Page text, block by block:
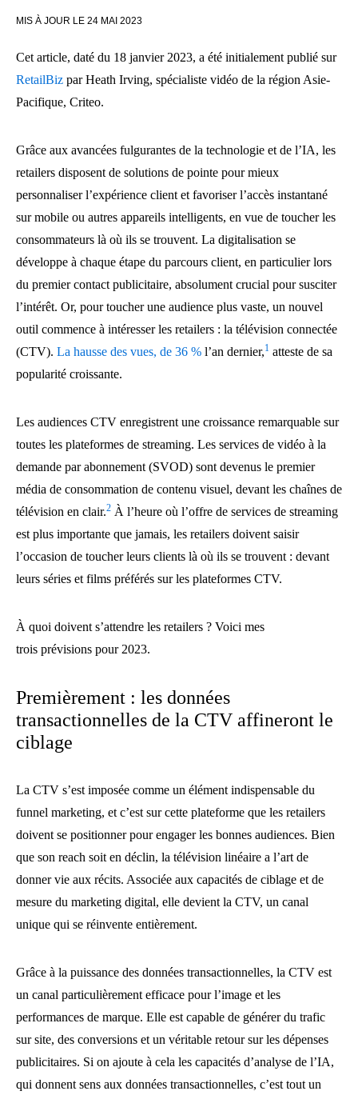
MIS À JOUR LE 24 MAI 2023
Cet article, daté du 18 janvier 2023, a été initialement publié sur
RetailBiz par Heath Irving, spécialiste vidéo de la région Asie-
Pacifique, Criteo.
Grâce aux avancées fulgurantes de la technologie et de l’IA, les
retailers disposent de solutions de pointe pour mieux
personnaliser l’expérience client et favoriser l’accès instantané
sur mobile ou autres appareils intelligents, en vue de toucher les
consommateurs là où ils se trouvent. La digitalisation se
développe à chaque étape du parcours client, en particulier lors
du premier contact publicitaire, absolument crucial pour susciter
l’intérêt. Or, pour toucher une audience plus vaste, un nouvel
outil commence à intéresser les retailers : la télévision connectée
(CTV). La hausse des vues, de 36 % l’an dernier,1 atteste de sa
popularité croissante.
Les audiences CTV enregistrent une croissance remarquable sur
toutes les plateformes de streaming. Les services de vidéo à la
demande par abonnement (SVOD) sont devenus le premier
média de consommation de contenu visuel, devant les chaînes de
télévision en clair.2 À l’heure où l’offre de services de streaming
est plus importante que jamais, les retailers doivent saisir
l’occasion de toucher leurs clients là où ils se trouvent : devant
leurs séries et films préférés sur les plateformes CTV.
À quoi doivent s’attendre les retailers ? Voici mes
trois prévisions pour 2023.
Premièrement : les données
transactionnelles de la CTV affineront le
ciblage
La CTV s’est imposée comme un élément indispensable du
funnel marketing, et c’est sur cette plateforme que les retailers
doivent se positionner pour engager les bonnes audiences. Bien
que son reach soit en déclin, la télévision linéaire a l’art de
donner vie aux récits. Associée aux capacités de ciblage et de
mesure du marketing digital, elle devient la CTV, un canal
unique qui se réinvente entièrement.
Grâce à la puissance des données transactionnelles, la CTV est
un canal particulièrement efficace pour l’image et les
performances de marque. Elle est capable de générer du trafic
sur site, des conversions et un véritable retour sur les dépenses
publicitaires. Si on ajoute à cela les capacités d’analyse de l’IA,
qui donnent sens aux données transactionnelles, c’est tout un